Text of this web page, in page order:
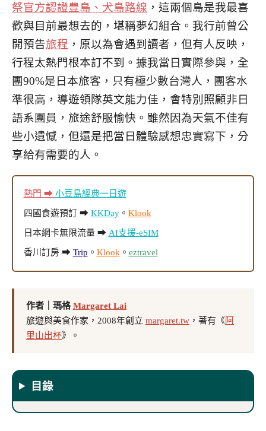
祭官方認證豊島、犬島路線 ，這兩個島是我最喜
歡與目前最想去的，堪稱夢幻組合。我行前曾公
開預告旅程 ，原以為會遇到讀者，但有人反映，
行程太熱門根本訂不到。據我當日實際參與，全
團90%是日本旅客，只有極少數台灣人，團客水
準很高，導遊領隊英文能力佳，會特別照顧非日
語系團員，旅途舒服愉快。雖然因為天氣不佳有
些小遺憾，但還是把當日體驗感想忠實寫下，分
享給有需要的人。
熱門 ➡ 小豆島經典一日遊
四國食遊預訂 ➡ KKDay。 Klook
日本網卡無限流量 ➡ AI支援-eSIM
香川訂房 ➡ Trip 。 Klook 。 eztravel
作者｜瑪格Margaret Lai
旅遊與美食作家，2008年創立 margaret.tw ，著有《阿
里山出杯》。
目錄